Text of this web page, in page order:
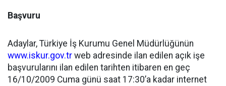
Başvuru
Adaylar, Türkiye İş Kurumu Genel Müdürlüğünün
www.iskur.gov.tr web adresinde ilan edilen açık işe
başvurularını ilan edilen tarihten itibaren en geç
16/10/2009 Cuma günü saat 17:30’a kadar internet